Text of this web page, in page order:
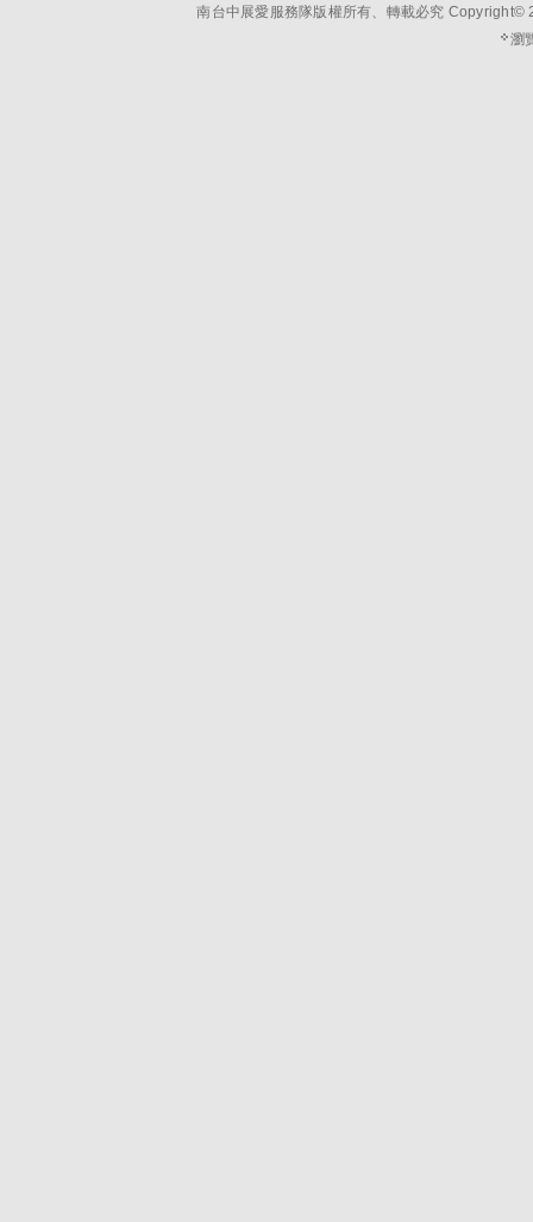
南台中展愛服務隊版權所有、轉載必究
瀏